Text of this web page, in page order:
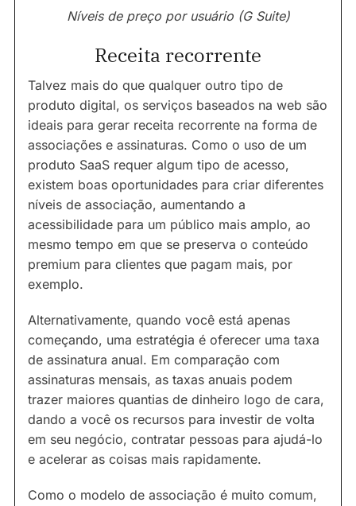
Níveis de preço por usuário (G Suite)
Receita recorrente
Talvez mais do que qualquer outro tipo de
produto digital, os serviços baseados na web são
ideais para gerar receita recorrente na forma de
associações e assinaturas. Como o uso de um
produto SaaS requer algum tipo de acesso,
existem boas oportunidades para criar diferentes
níveis de associação, aumentando a
acessibilidade para um público mais amplo, ao
mesmo tempo em que se preserva o conteúdo
premium para clientes que pagam mais, por
exemplo.
Alternativamente, quando você está apenas
começando, uma estratégia é oferecer uma taxa
de assinatura anual. Em comparação com
assinaturas mensais, as taxas anuais podem
trazer maiores quantias de dinheiro logo de cara,
dando a você os recursos para investir de volta
em seu negócio, contratar pessoas para ajudá-lo
e acelerar as coisas mais rapidamente.
Como o modelo de associação é muito comum,